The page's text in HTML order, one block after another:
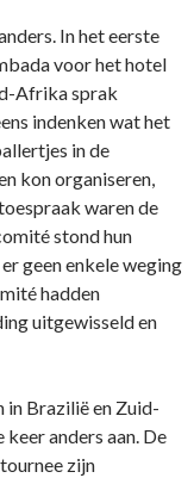
In het eerste
voor het hotel
Afrika sprak
indenken wat het
in de
kon organiseren,
waren de
stond hun
geen enkele weging
hadden
uitgewisseld en
in Brazilië en Zuid-
anders aan. De
zijn